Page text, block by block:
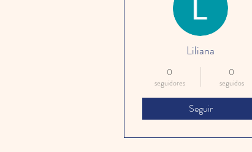
Liliana
0
seguidores
0
seguidos
Seguir